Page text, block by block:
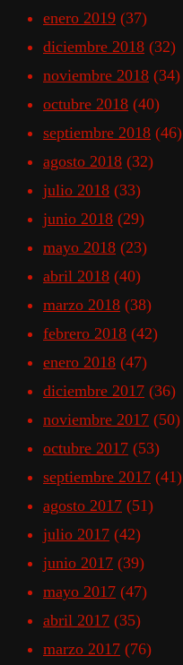
enero 2019 (37)
diciembre 2018 (32)
noviembre 2018 (34)
octubre 2018 (40)
septiembre 2018 (46)
agosto 2018 (32)
julio 2018 (33)
junio 2018 (29)
mayo 2018 (23)
abril 2018 (40)
marzo 2018 (38)
febrero 2018 (42)
enero 2018 (47)
diciembre 2017 (36)
noviembre 2017 (50)
octubre 2017 (53)
septiembre 2017 (41)
agosto 2017 (51)
julio 2017 (42)
junio 2017 (39)
mayo 2017 (47)
abril 2017 (35)
marzo 2017 (76)